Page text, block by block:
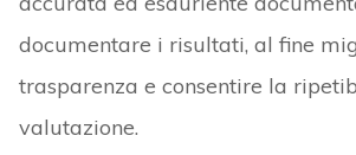
documentare i risultati, al fine
trasparenza e consentire la
valutazione.